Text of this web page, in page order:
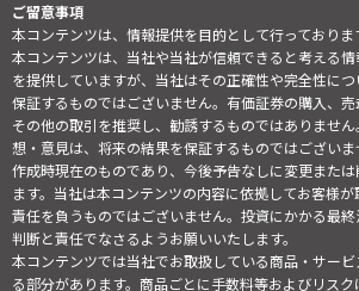
ご留意事項
本コンテンツは、情報提供を目的として行っておりま
本コンテンツは、当社や当社が信頼できると考える
を提供していますが、当社はその正確性や完全性に
保証するものではございません。有価証券の購入、売
その他の取引を推奨し、勧誘するものではありませ
想・意見は、将来の結果を保証するものではござい
作成時現在のものであり、今後予告なしに変更また
ます。当社は本コンテンツの内容に依拠してお客様
責任を負うものではございません。投資にかかる最
判断と責任でなさるようお願いいたします。
本コンテンツでは当社でお取扱している商品・サー
る部分があります。商品ごとに手数料等およびリス